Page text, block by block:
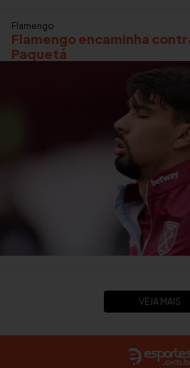
Flamengo
Flamengo encaminha
Paquetá
VEJA MAIS